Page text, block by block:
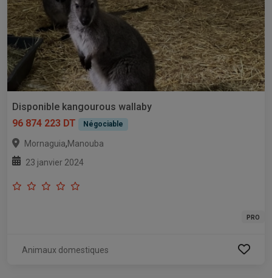
Disponible kangourous wallaby
96 874 223 DT
Négociable
Mornaguia,Manouba
23 janvier 2024
PRO
Animaux domestiques